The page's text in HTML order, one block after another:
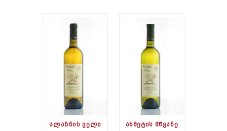
ᲐᲚᲐᲖᲜᲘᲡ ᲕᲔᲚᲘ ᲐᲮᲛᲔᲢᲘᲡ ᲛᲬᲕᲐᲜᲔ